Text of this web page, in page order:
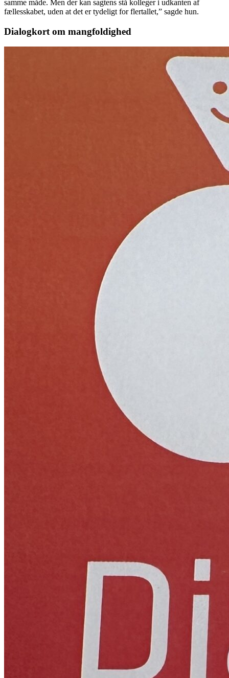
samme måde. Men der kan sagtens stå kolleger i udkanten af
fællesskabet, uden at det er tydeligt for flertallet,” sagde hun.
Dialogkort om mangfoldighed